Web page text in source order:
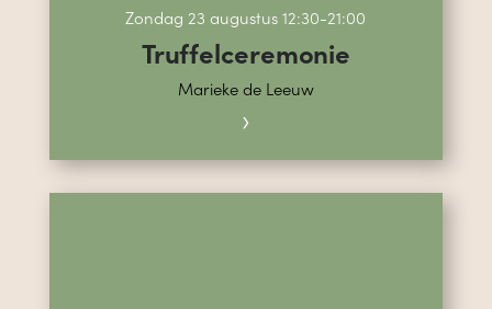
Zondag 23 augustus 12:30-21:00
Truffelceremonie
Marieke de Leeuw
›